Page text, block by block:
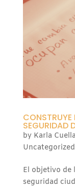
CONSTRUYE
SEGURIDAD
by Karla
Uncategorized
El objetivo de
seguridad